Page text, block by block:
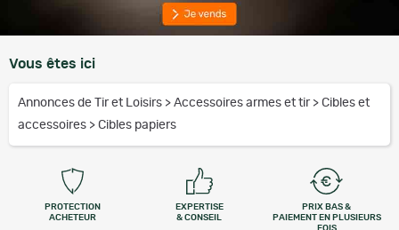
Vous êtes ici
Annonces de Tir et Loisirs > Accessoires armes et tir > Cibles et
accessoires > Cibles papiers
PROTECTION
ACHETEUR
EXPERTISE
& CONSEIL
PRIX BAS &
PAIEMENT EN PLUSIEURS
FOIS